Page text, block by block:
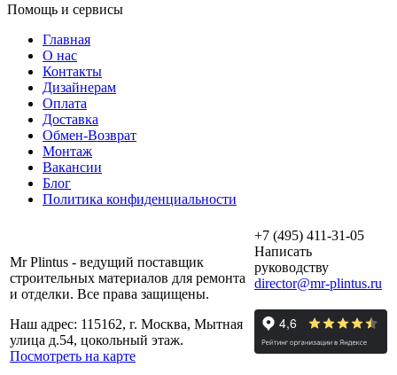
Помощь и сервисы
Главная
О нас
Контакты
Дизайнерам
Оплата
Доставка
Обмен-Возврат
Монтаж
Вакансии
Блог
Политика конфиденциальности
Mr Plintus - ведущий поставщик
строительных материалов для ремонта
и отделки. Все права защищены.
Наш адрес: 115162, г. Москва, Мытная
улица д.54, цокольный этаж.
Посмотреть на карте
+7 (495) 411-31-05
Написать
руководству
director@mr-plintus.ru